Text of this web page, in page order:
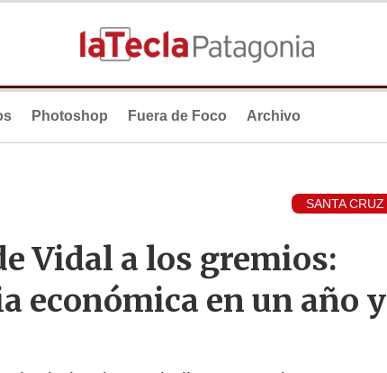
Photoshop Fuera de Foco Archivo
SANTA CRUZ
Vidal a los gremios:
económica en un año y